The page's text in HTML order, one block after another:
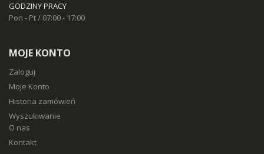
GODZINY PRACY
Pon - Pt / 07:00 - 17:00
MOJE KONTO
Zaloguj
Moje Konto
Historia zamówień
Wyszukiwanie
O nas
Kontakt